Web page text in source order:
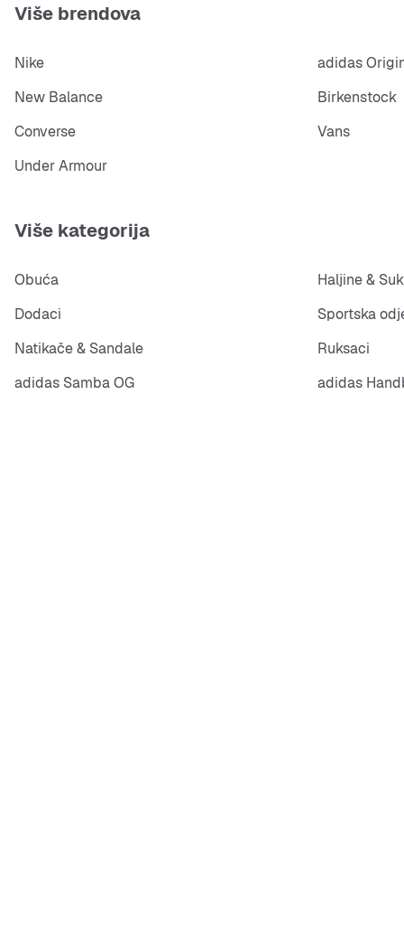
Više brendova
Nike
adidas
New Balance
Birkenstock
Converse
Vans
Under Armour
Više kategorija
Obuća
Haljine &
Dodaci
Sportska
Natikače & Sandale
Ruksaci
adidas Samba OG
adidas